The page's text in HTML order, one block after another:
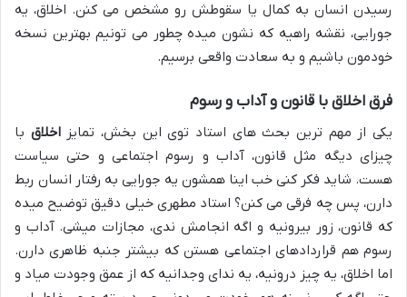
رسیدن انسان به کمال یا سقوطش رو مشخص می کنن. اخلاق، یه
جورایی، نقشه راهیه که نشون میده چطور می تونیم بهترین نسخه
خودمون باشیم و به سعادت واقعی برسیم.
فرق اخلاق با قانون و آداب و رسوم
یکی از مهم ترین بحث های استاد توی این بخش، تمایزاخلاق با
چیزای دیگه مثل قانون، آداب و رسوم اجتماعی و حتی سیاست
هست. شاید فکر کنی خب اینا همشون یه جورایی به رفتار انسان ربط
دارن، پس چه فرقی می کنن؟ استاد مطهری خیلی دقیق توضیح میده
که قانون، زور بیرونیه و اگه انجامش ندی، مجازات میشی. آداب و
رسوم هم قراردادهای اجتماعی هستن که بیشتر جنبه ظاهری دارن.
اما اخلاق، یه چیز درونیه، یه ندای وجدانیه که از عمق وجودت میاد و